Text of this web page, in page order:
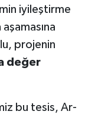
iyileştirme
projenin
değer
bu tesis, Ar-